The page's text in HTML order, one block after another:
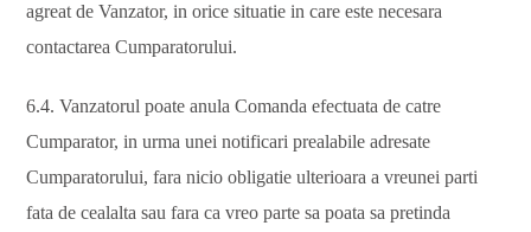
agreat de Vanzator, in orice situatie in care este necesara
contactarea Cumparatorului.
6.4. Vanzatorul poate anula Comanda efectuata de catre
Cumparator, in urma unei notificari prealabile adresate
Cumparatorului, fara nicio obligatie ulterioara a vreunei parti
fata de cealalta sau fara ca vreo parte sa poata sa pretinda